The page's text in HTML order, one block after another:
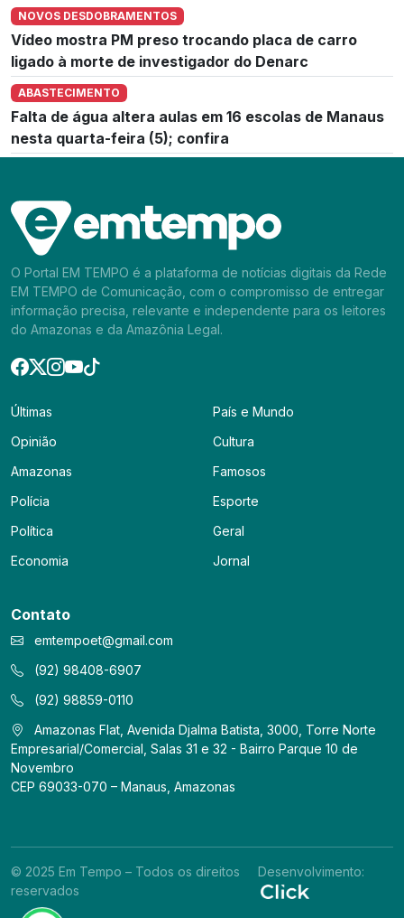
NOVOS DESDOBRAMENTOS
Vídeo mostra PM preso trocando placa de carro
ligado à morte de investigador do Denarc
ABASTECIMENTO
Falta de água altera aulas em 16 escolas de Manaus
nesta quarta-feira (5); confira
O Portal EM TEMPO é a plataforma de notícias digitais da Rede
EM TEMPO de Comunicação, com o compromisso de entregar
informação precisa, relevante e independente para os leitores
do Amazonas e da Amazônia Legal.
Últimas
Opinião
Amazonas
Polícia
Política
Economia
País e Mundo
Cultura
Famosos
Esporte
Geral
Jornal
Contato
emtempoet@gmail.com
(92) 98408-6907
(92) 98859-0110
Amazonas Flat, Avenida Djalma Batista, 3000, Torre Norte
Empresarial/Comercial, Salas 31 e 32 - Bairro Parque 10 de
Novembro
CEP 69033-070 – Manaus, Amazonas
© 2025 Em Tempo – Todos os direitos
reservados
Desenvolvimento: